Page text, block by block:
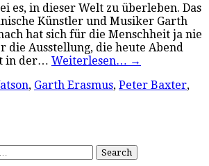
es, in dieser Welt zu überleben. Das
Künstler und Musiker Garth
hat sich für die Menschheit ja nie
die Ausstellung, die heute Abend
in der… Weiterlesen… →
, Garth Erasmus, Peter Baxter,